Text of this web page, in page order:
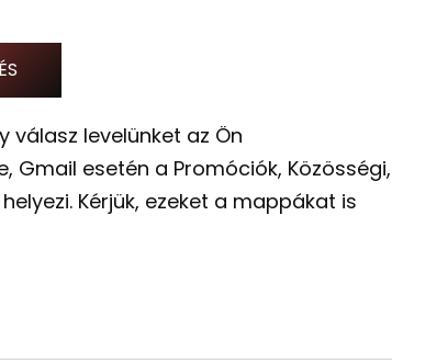
válasz levelünket az Ön
Gmail esetén a Promóciók, Közösségi,
Kérjük, ezeket a mappákat is